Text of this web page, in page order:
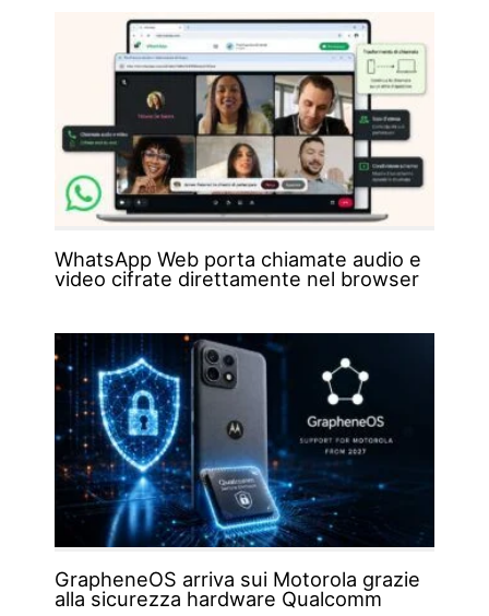
WhatsApp Web porta chiamate audio e
video cifrate direttamente nel browser
GrapheneOS arriva sui Motorola grazie
alla sicurezza hardware Qualcomm